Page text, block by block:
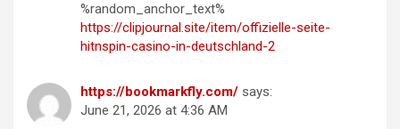
%random_anchor_text%
https://clipjournal.site/item/offizielle-seite-
hitnspin-casino-in-deutschland-2
https://bookmarkfly.com/ says:
June 21, 2026 at 4:36 AM